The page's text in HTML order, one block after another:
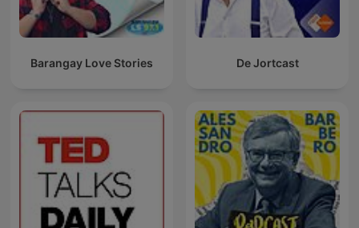
Barangay Love Stories De Jortcast